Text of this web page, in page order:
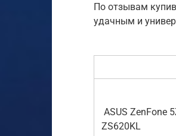
По отзывам
удачным и
ASUS ZenFone
ZS620KL